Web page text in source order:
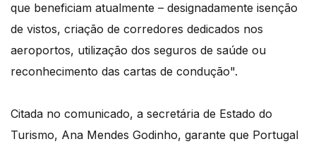
que beneficiam atualmente – designadamente isenção
de vistos, criação de corredores dedicados nos
aeroportos, utilização dos seguros de saúde ou
reconhecimento das cartas de condução".
Citada no comunicado, a secretária de Estado do
Turismo, Ana Mendes Godinho, garante que Portugal